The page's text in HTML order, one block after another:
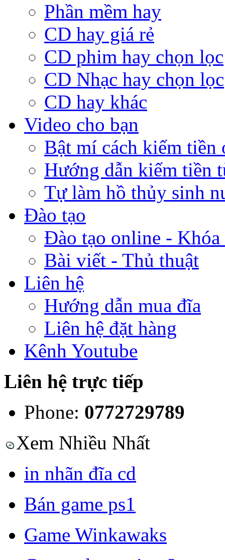
Phần mềm hay
CD hay giá rẻ
CD phim hay chọn lọc
CD Nhạc hay chọn lọc
CD hay khác
Video cho bạn
Bật mí cách kiếm tiền
Hướng dẫn kiếm tiền
Tự làm hồ thủy sinh
Đào tạo
Đào tạo online -
Bài viết - Thủ thuật
Liên hệ
Hướng dẫn mua đĩa
Liên hệ đặt hàng
Kênh Youtube
Liên hệ trực tiếp
Phone: 0772729789
Xem Nhiều Nhất
in nhãn đĩa cd
Bán game ps1
Game Winkawaks